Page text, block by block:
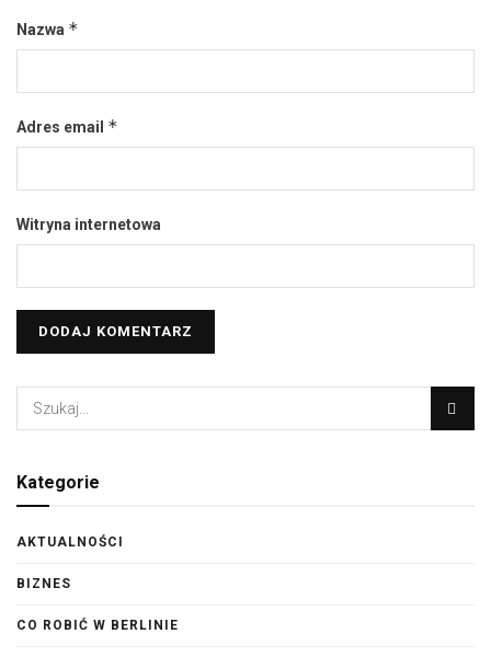
Nazwa *
Adres email *
Witryna internetowa
Kategorie
AKTUALNOŚCI
BIZNES
CO ROBIĆ W BERLINIE